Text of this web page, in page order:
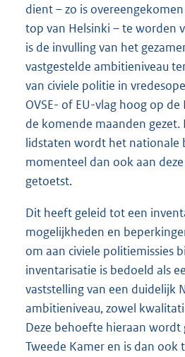
dient – zo is
top van Helsinki – te worden
is de invulling van het
vastgestelde ambitieniveau
van civiele politie in
OVSE- of EU-vlag hoog op
de komende maanden gezet.
lidstaten wordt het nationale
momenteel dan ook aan
getoetst.
Dit heeft geleid tot een
mogelijkheden en
om aan civiele politiemissies
inventarisatie is bedoeld als
vaststelling van een duidelijk
ambitieniveau, zowel
Deze behoefte hieraan wordt
Tweede Kamer en is dan